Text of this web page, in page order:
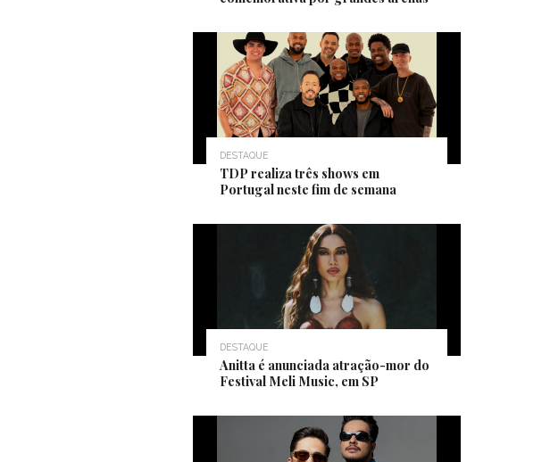
DESTAQUE
TDP realiza três shows em
Portugal neste fim de semana
DESTAQUE
Anitta é anunciada atração-mor do
Festival Meli Music, em SP